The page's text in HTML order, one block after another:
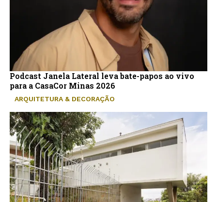
Podcast Janela Lateral leva bate-papos ao vivo
para a CasaCor Minas 2026
ARQUITETURA & DECORAÇÃO